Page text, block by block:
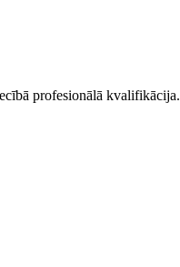
profesionālā kvalifikācija.